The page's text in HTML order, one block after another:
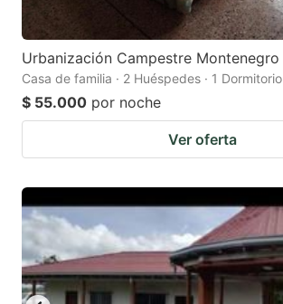
Urbanización Campestre Montenegro
Casa de familia · 2 Huéspedes · 1 Dormitorio
$ 55.000 por noche
Ver oferta